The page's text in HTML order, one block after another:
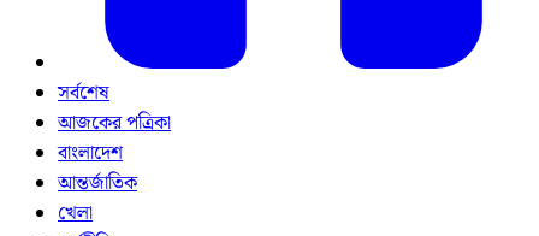
সর্বশেষ
আজকের পত্রিকা
বাংলাদেশ
আন্তর্জাতিক
খেলা